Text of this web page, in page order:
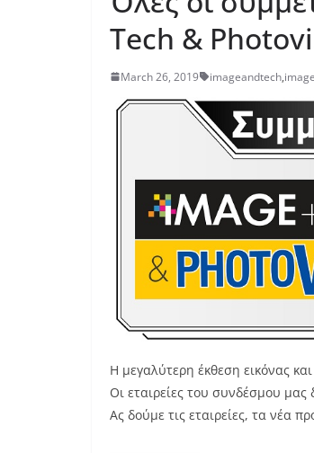
Tech &
March 26, 2019 imageandtech,
Η μεγαλύτερη έκθεση εικόνας
Οι εταιρείες του συνδέσμου
Ας δούμε τις εταιρείες, τα νέα